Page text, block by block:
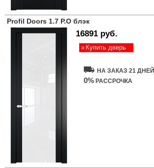
Profil Doors 1.7 P.O блэк
16891 руб.
Купить дверь
НА ЗАКАЗ 21 ДНЕЙ
0% РАССРОЧКА